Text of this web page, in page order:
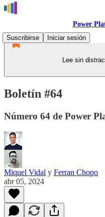
Power
Suscribirse
Iniciar sesión
Lee sin
Boletín #64
Número 64 de Power
Miquel Vidal y Ferran Chopo
abr 05, 2024